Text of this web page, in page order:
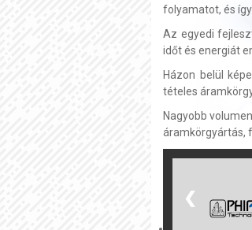
folyamatot, és
Az egyedi
időt és energiát
Házon belül
tételes
Nagyobb
áramkörgyártás,
❮